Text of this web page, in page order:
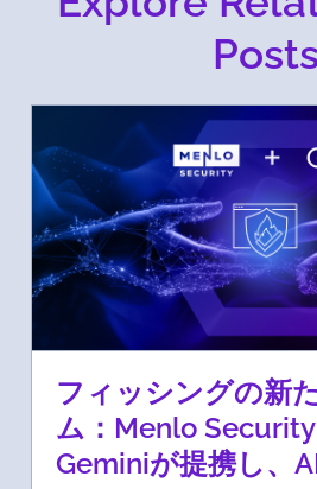
Posts
フィッシングの新
ム：Menlo
Geminiが提携し、